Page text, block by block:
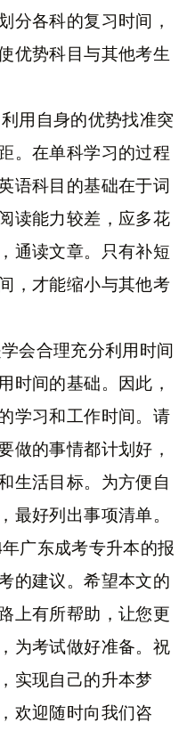
分各科的复习时间，
优势科目与其他考生
用自身的优势找准突
。在单科学习的过程
语科目的基础在于词
读能力较差，应多花
通读文章。只有补短
，才能缩小与其他考
会合理充分利用时间
时间的基础。因此，
学习和工作时间。请
做的事情都计划好，
生活目标。为方便自
最好列出事项清单。
广东成考专升本的报
的建议。希望本文的
上有所帮助，让您更
为考试做好准备。祝
实现自己的升本梦
欢迎随时向我们咨